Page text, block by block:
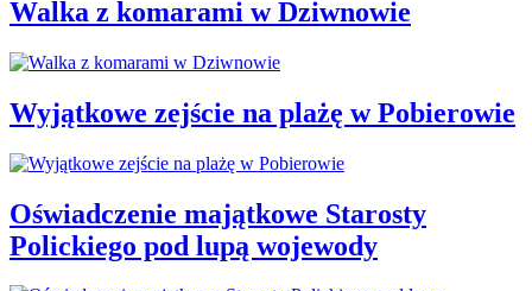
Walka z komarami w Dziwnowie
Wyjątkowe zejście na plażę w Pobierowie
Oświadczenie majątkowe Starosty
Polickiego pod lupą wojewody